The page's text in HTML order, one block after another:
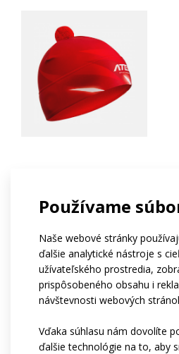
Používame
Naše webové stránky
ďalšie analytické nástroje s
užívateľského prostredia,
prispôsobeného obsahu i
návštevnosti webových
Vďaka súhlasu nám dovolíte
ďalšie technológie na to, aby
Roubaix.
Spodný okraj je dvakrát podšitý
teplo a pohodlie pri nosení.
Na požiadanie je možné